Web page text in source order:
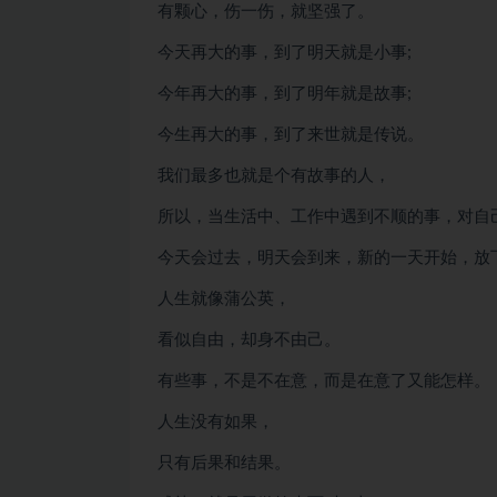
有颗心，伤一伤，就坚强了。
今天再大的事，到了明天就是小事;
今年再大的事，到了明年就是故事;
今生再大的事，到了来世就是传说。
我们最多也就是个有故事的人，
所以，当生活中、工作中遇到不顺的事，对自
今天会过去，明天会到来，新的一天开始，放
人生就像蒲公英，
看似自由，却身不由己。
有些事，不是不在意，而是在意了又能怎样。
人生没有如果，
只有后果和结果。